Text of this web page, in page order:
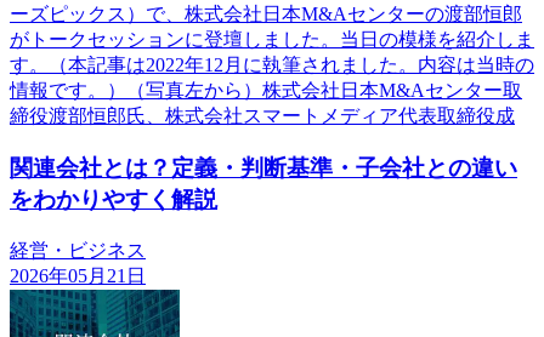
ーズピックス）で、株式会社日本M&Aセンターの渡部恒郎
がトークセッションに登壇しました。当日の模様を紹介しま
す。（本記事は2022年12月に執筆されました。内容は当時の
情報です。）（写真左から）株式会社日本M&Aセンター取
締役渡部恒郎氏、株式会社スマートメディア代表取締役成
関連会社とは？定義・判断基準・子会社との違い
をわかりやすく解説
経営・ビジネス
2026年05月21日